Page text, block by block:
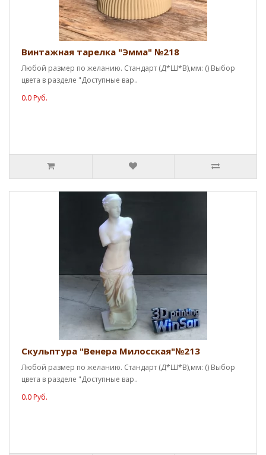
Винтажная тарелка "Эмма" №218
Любой размер по желанию. Стандарт (Д*Ш*В),мм: () Выбор
цвета в разделе "Доступные вар..
0.0 Руб.
Скульптура "Венера Милосская"№213
Любой размер по желанию. Стандарт (Д*Ш*В),мм: () Выбор
цвета в разделе "Доступные вар..
0.0 Руб.